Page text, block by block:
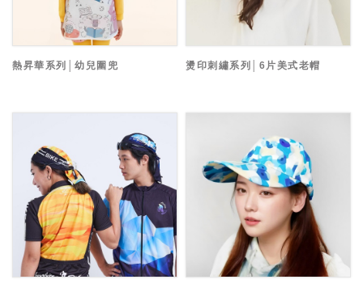
熱昇華系列│幼兒圍兜 燙印刺繡系列│6片美式老帽